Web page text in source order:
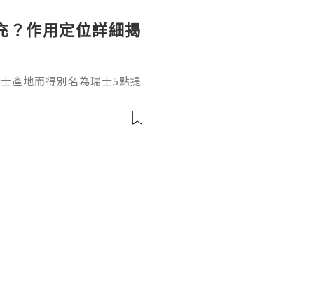
？作用定位詳細揭
產地而得別名為瑞士5點提
效果嗎？結合它的產品定
作用邏輯瑞士5點提升針是